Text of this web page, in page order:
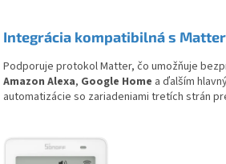
Integrácia kompatibilná s Matter
Podporuje protokol Matter, čo umožňuje
Amazon Alexa, Google Home a ďalším
automatizácie so zariadeniami tretích strán